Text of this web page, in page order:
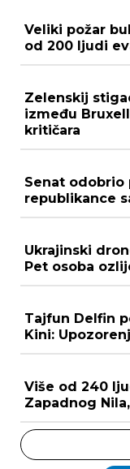
Veliki požar
od 200 ljudi
Zelenskij
između
kritičara
Senat odobrio
republikance
Ukrajinski
Pet osoba
Tajfun Delfin
Kini:
Više od 240
Zapadnog